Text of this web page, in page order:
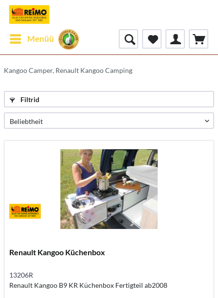
Menüü
Kangoo Camper, Renault Kangoo Camping
Filtrid
Renault Kangoo Küchenbox
13206R
Renault Kangoo B9 KR Küchenbox Fertigteil ab2008